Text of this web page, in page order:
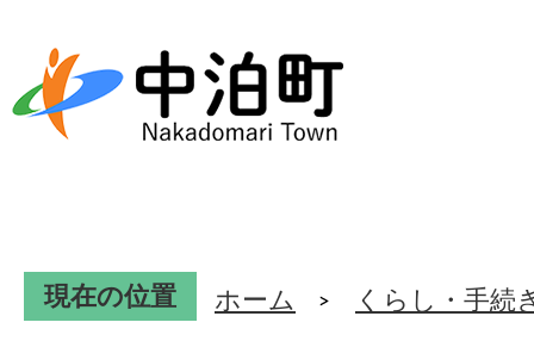
現在の位置 ホーム くらし・手続